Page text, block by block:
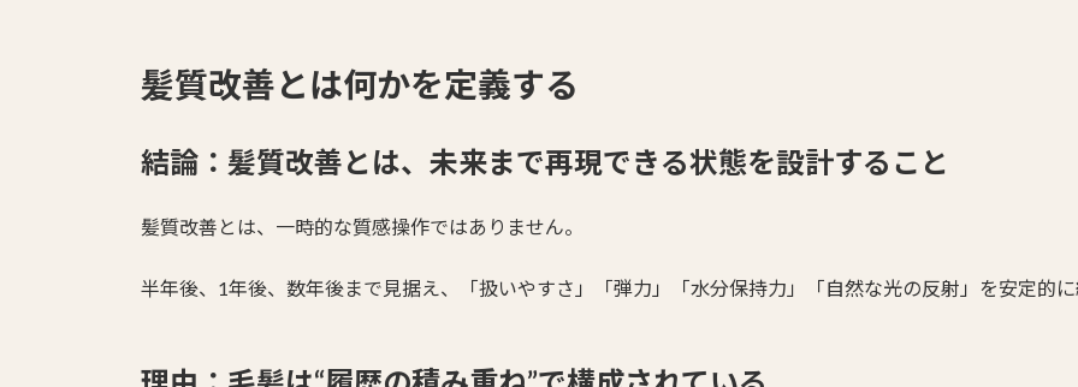
髪質改善とは何かを定義する
結論：髪質改善とは、未来まで再現できる状態を設計すること
髪質改善とは、一時的な質感操作ではありません。
半年後、1年後、数年後まで見据え、「扱いやすさ」「弾力」「水分保持力」「自然な光の反射」を安定的に